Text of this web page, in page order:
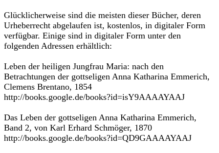
Glücklicherweise sind die meisten dieser Bücher, deren
Urheberrecht abgelaufen ist, kostenlos, in digitaler Form
verfügbar. Einige sind in digitaler Form unter den
folgenden Adressen erhältlich:
Leben der heiligen Jungfrau Maria: nach den
Betrachtungen der gottseligen Anna Katharina Emmerich,
Clemens Brentano, 1854
http://books.google.de/books?id=isY9AAAAYAAJ
Das Leben der gottseligen Anna Katharina Emmerich,
Band 2, von Karl Erhard Schmöger, 1870
http://books.google.de/books?id=QD9GAAAAYAAJ